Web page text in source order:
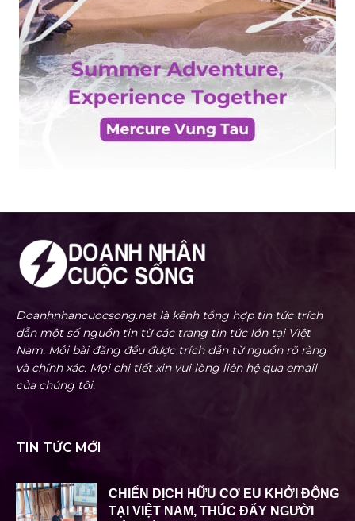
Doanhnhancuocsong.net là kênh tổng hợp tin tức trích
dẫn một số nguồn tin từ các trang tin tức lớn tại Việt
Nam. Mỗi bài đăng đều được trích dẫn từ nguồn rõ ràng
và chính xác. Mọi chi tiết xin vui lòng liên hệ qua email
của chúng tôi.
TIN TỨC MỚI
CHIẾN DỊCH HỮU CƠ EU KHỞI ĐỘNG
TẠI VIỆT NAM, THÚC ĐẨY NGƯỜI